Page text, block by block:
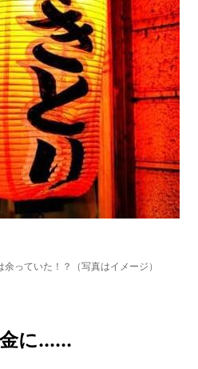
っていた！？（写真はイメージ）
に......